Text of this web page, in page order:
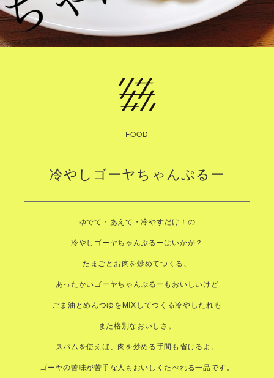
FOOD
冷やしゴーヤちゃんぷるー
ゆでて・あえて・冷やすだけ！の
冷やしゴーヤちゃんぷるーはいかが？
たまごとお肉を炒めてつくる、
あったかいゴーヤちゃんぷるーもおいしいけど
ごま油とめんつゆをMIXしてつくる冷やしたれも
また格別なおいしさ。
スパムを使えば、肉を炒める手間も省けるよ。
ゴーヤの苦味が苦手な人もおいしくたべれる一品です。